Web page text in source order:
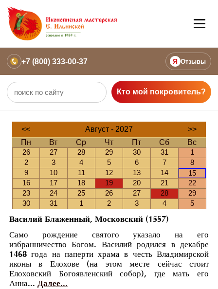
+7 (800) 333-00-37 Я Отзывы
Кто мой покровитель?
<< Август - 2027
>>
Пн
Вт Ср Чт Пт Сб
Вс
26
27 28 29 30 31
1
2
3 4 5 6 7
8
9
10 11 12 13 14
15
16
17 18 19 20 21
22
23
24 25 26 27 28
29
30
31 1 2 3 4 5
Василий Блаженный, Московский (1557)
Само рождение святого указало на его
избранничество Богом. Василий родился в декабре
1468 года на паперти храма в честь Владимирской
иконы в Елохове (на этом месте сейчас стоит
Елоховский Богоявленский собор), где мать его
Анна... Далее...